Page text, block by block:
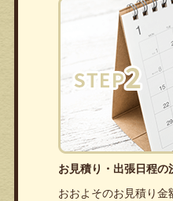
お見積り・出張日程の
おおよそのお見積り